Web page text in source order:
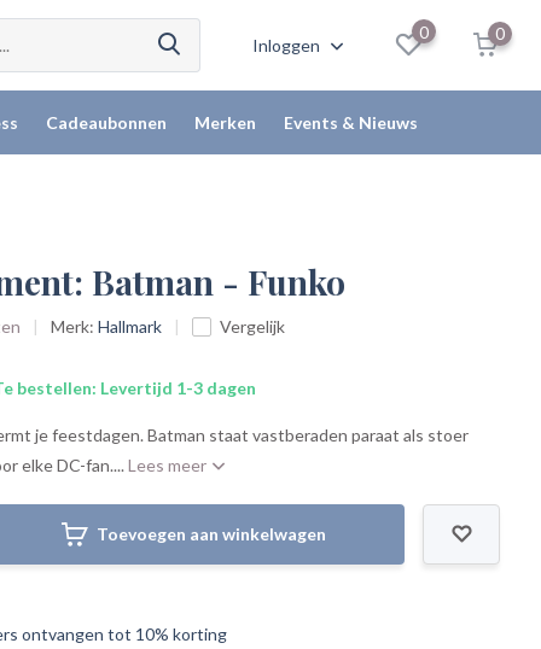
Inloggen
0 0
Cadeaubonnen Merken Events & Nieuws
Batman - Funko
Merk:Hallmark Vergelijk
bestellen: Levertijd 1-3 dagen
je feestdagen. Batman staat vastberaden paraat als stoer
elke DC-fan....Lees meer
Toevoegen aan winkelwagen
ontvangen tot 10% korting